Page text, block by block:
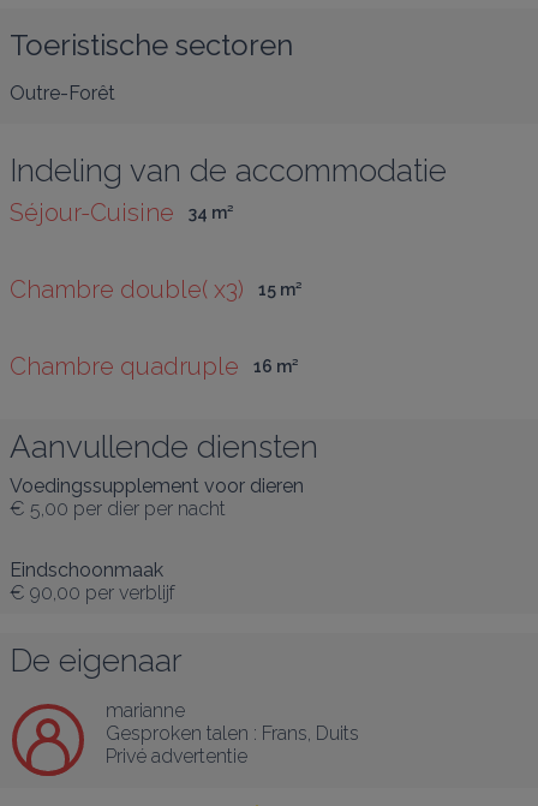
Toeristische sectoren
Outre-Forêt
Indeling van de accommodatie
Séjour-Cuisine 34 m²
Chambre double( x3) 15 m²
Chambre quadruple 16 m²
Aanvullende diensten
Voedingssupplement voor dieren
€ 5,00 per dier per nacht
Eindschoonmaak
€ 90,00 per verblijf
De eigenaar
marianne
Gesproken talen : Frans, Duits
Privé advertentie